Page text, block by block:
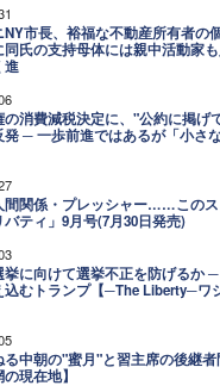
NY市長、裕福な不動産所有者の
氏の支持母体には親中活動家
進
の消費減税決定に、"公約に掲げ
発 ─ 一歩前進ではあるが「小さ
間関係・プレッシャー……このス
バティ」9月号(7月30日発売)
挙に向けて選挙不正を防げるか
込むトランプ【─The Liberty─ワ
る中朝の"蜜月"と習主席の後継
現在地】